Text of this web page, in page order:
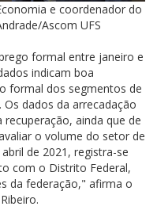
e coordenador do
Ascom UFS
formal entre janeiro e
indicam boa
formal dos segmentos de
dados da arrecadação
ainda que de
o volume do setor de
de 2021, registra-se
com o Distrito Federal,
da federação," afirma o